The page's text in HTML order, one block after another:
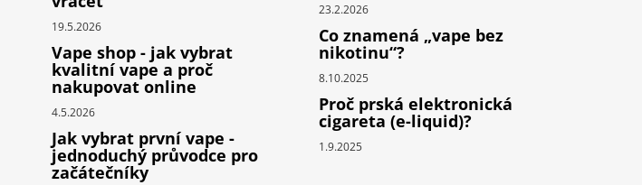
19.5.2026
Vape shop - jak vybrat
kvalitní vape a proč
nakupovat online
4.5.2026
Jak vybrat první vape -
jednoduchý průvodce pro
začátečníky
23.2.2026
Co znamená „vape bez
nikotinu“?
8.10.2025
Proč prská elektronická
cigareta (e-liquid)?
1.9.2025